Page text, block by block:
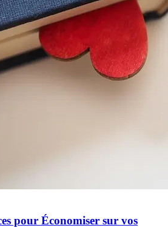
pour Économiser sur vos